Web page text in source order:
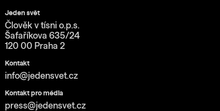
Jeden svět
Člověk v tísni o.p.s.
Šafaříkova 635/24
120 00 Praha 2
Kontakt
info@jedensvet.cz
Kontakt pro média
press@jedensvet.cz